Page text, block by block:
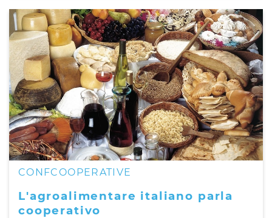
CONFCOOPERATIVE
L'agroalimentare italiano parla
cooperativo